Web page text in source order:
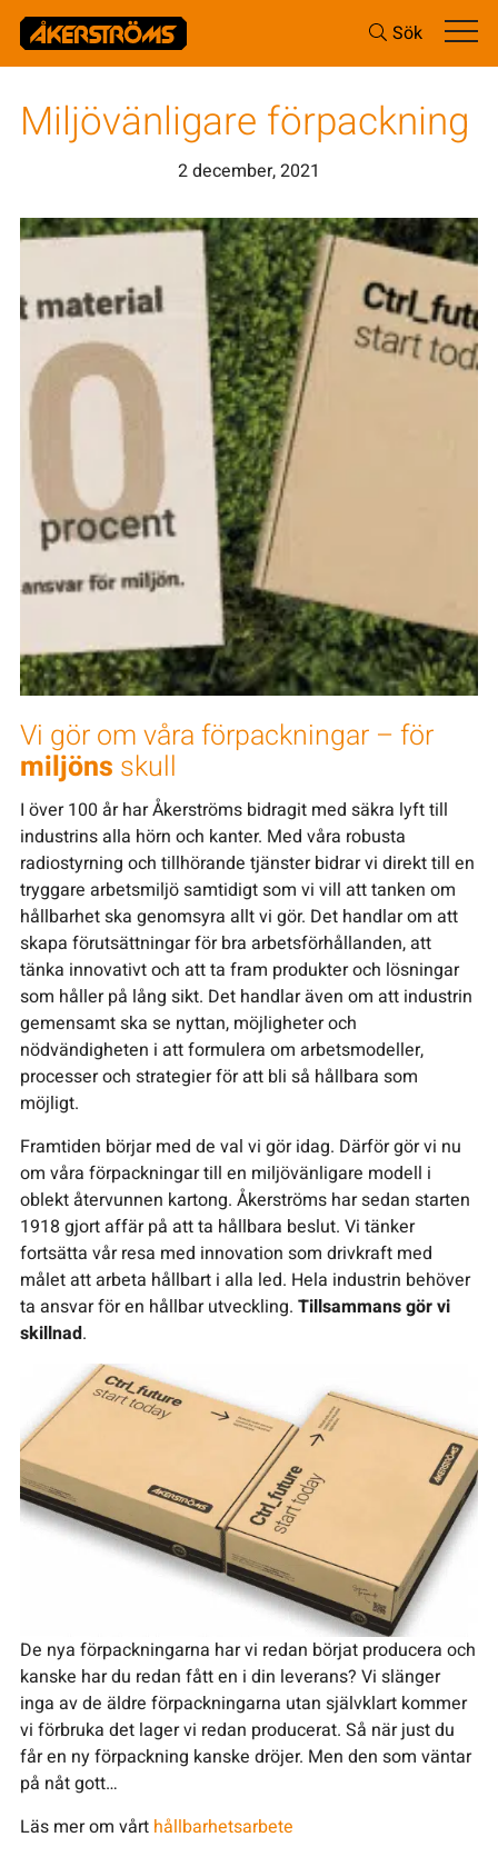
Sök
Miljövänligare förpackning
2 december, 2021
Vi gör om våra förpackningar – för
miljöns skull
I över 100 år har Åkerströms bidragit med säkra lyft till
industrins alla hörn och kanter. Med våra robusta
radiostyrning och tillhörande tjänster bidrar vi direkt till en
tryggare arbetsmiljö samtidigt som vi vill att tanken om
hållbarhet ska genomsyra allt vi gör. Det handlar om att
skapa förutsättningar för bra arbetsförhållanden, att
tänka innovativt och att ta fram produkter och lösningar
som håller på lång sikt. Det handlar även om att industrin
gemensamt ska se nyttan, möjligheter och
nödvändigheten i att formulera om arbetsmodeller,
processer och strategier för att bli så hållbara som
möjligt.
Framtiden börjar med de val vi gör idag. Därför gör vi nu
om våra förpackningar till en miljövänligare modell i
oblekt återvunnen kartong. Åkerströms har sedan starten
1918 gjort affär på att ta hållbara beslut. Vi tänker
fortsätta vår resa med innovation som drivkraft med
målet att arbeta hållbart i alla led. Hela industrin behöver
ta ansvar för en hållbar utveckling. Tillsammans gör vi
skillnad.
De nya förpackningarna har vi redan börjat producera och
kanske har du redan fått en i din leverans? Vi slänger
inga av de äldre förpackningarna utan självklart kommer
vi förbruka det lager vi redan producerat. Så när just du
får en ny förpackning kanske dröjer. Men den som väntar
på nåt gott…
Läs mer om vårt hållbarhetsarbete